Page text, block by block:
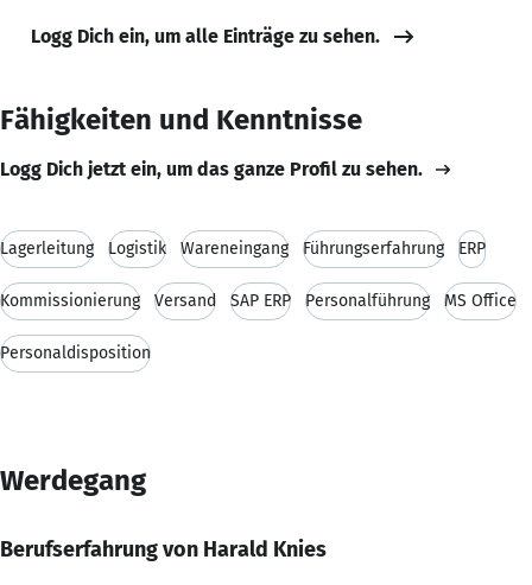
Logg Dich ein, um alle Einträge zu sehen.
Fähigkeiten und Kenntnisse
Logg Dich jetzt ein, um das ganze Profil zu sehen.
Lagerleitung Logistik Wareneingang Führungserfahrung ERP
Kommissionierung Versand SAP ERP Personalführung MS Office
Personaldisposition
Werdegang
Berufserfahrung von Harald Knies